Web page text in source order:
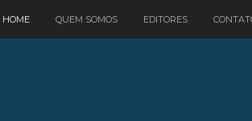
HOME QUEM SOMOS EDITORES